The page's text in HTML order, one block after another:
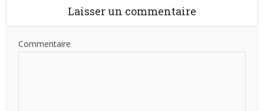
Laisser un commentaire
Commentaire